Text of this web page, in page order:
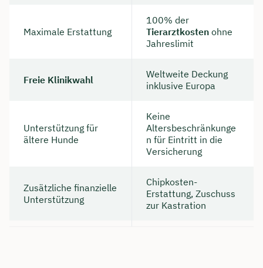
Maximale Erstattung
100% der
Tierarztkosten ohne
Jahreslimit
Freie Klinikwahl
Weltweite Deckung
inklusive Europa
Unterstützung für
ältere Hunde
Keine
Altersbeschränkunge
n für Eintritt in die
Versicherung
Zusätzliche finanzielle
Unterstützung
Chipkosten-
Erstattung, Zuschuss
zur Kastration